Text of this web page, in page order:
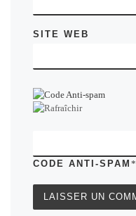
SITE WEB
CODE ANTI-SPAM*